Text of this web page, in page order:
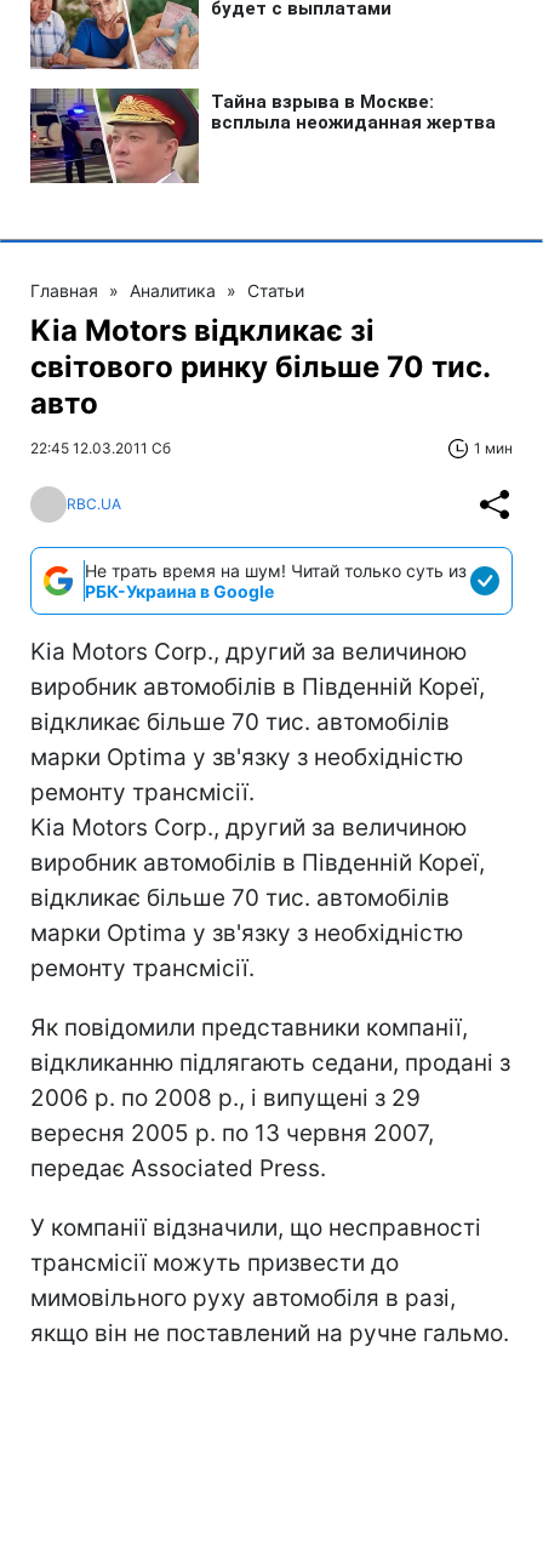
Главная » Аналитика » Статьи
Kia Motors відкликає зі
світового ринку більше 70 тис.
авто
22:45 12.03.2011 Сб 1 мин
RBC.UA
Не трать время на шум! Читай только суть из
РБК-Украина в Google
Kia Motors Corp., другий за величиною
виробник автомобілів в Південній Кореї,
відкликає більше 70 тис. автомобілів
марки Optima у зв'язку з необхідністю
ремонту трансмісії.
Kia Motors Corp., другий за величиною
виробник автомобілів в Південній Кореї,
відкликає більше 70 тис. автомобілів
марки Optima у зв'язку з необхідністю
ремонту трансмісії.
Як повідомили представники компанії,
відкликанню підлягають седани, продані з
2006 р. по 2008 р., і випущені з 29
вересня 2005 р. по 13 червня 2007,
передає Associated Press.
У компанії відзначили, що несправності
трансмісії можуть призвести до
мимовільного руху автомобіля в разі,
якщо він не поставлений на ручне гальмо.